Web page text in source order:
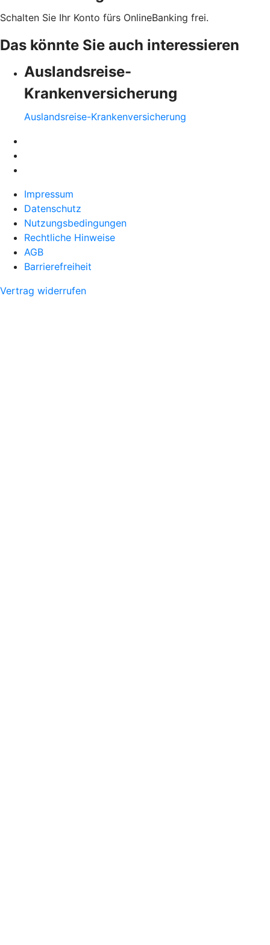
Schalten Sie Ihr Konto fürs OnlineBanking frei.
Das könnte Sie auch interessieren
Auslandsreise-
Krankenversicherung
Auslandsreise-Krankenversicherung
Impressum
Datenschutz
Nutzungsbedingungen
Rechtliche Hinweise
AGB
Barrierefreiheit
Vertrag widerrufen